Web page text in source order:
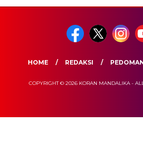
HOME REDAKSI
COPYRIGHT © 2026 KORAN MANDALIKA -